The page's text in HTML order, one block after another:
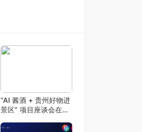
“AI 酱酒 + 贵州好物进
景区” 项目座谈会在贵